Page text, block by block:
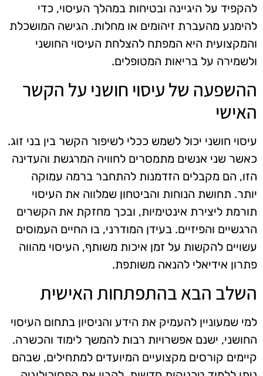
להקפיד על היגיינה ובטיחות במהלך העיסוי, כדי
להימנע מהעברת זיהומים או מחלות. הגישה המושכלת
והמקצועית היא המפתח להצלחת העיסוי החושני
ולשמירה על בריאות המטופלים.
ההשפעה של עיסוי חושני על הקשר
האישי
עיסוי חושני יכול לשמש ככלי לשיפור הקשר בין בני זוג.
כאשר שני אנשים מתמסרים לחוויה המרגשת והעדינה
הזו, הם מקבלים הזדמנות להתחבר ברמה עמוקה
יותר. תחושת הנוחות והביטחון שמלווה את העיסוי
תורמת ליצירת אינטימיות, ובכך מחזקת את הקשרים
הרגשיים והפיזיים. בעידן המודרני, בו החיים העמוסים
עשויים להקשות על זמן איכות משותף, העיסוי מהווה
פתרון אידיאלי להנאה משותפת.
השלב הבא בהתפתחות האישית
למי שמעוניין להעמיק את הידע והניסיון בתחום העיסוי
החושני, ישנם אפשרויות רבות להמשך לימוד והכשרה.
קיימים קורסים מקצועיים המיועדים למתחילים, שבהם